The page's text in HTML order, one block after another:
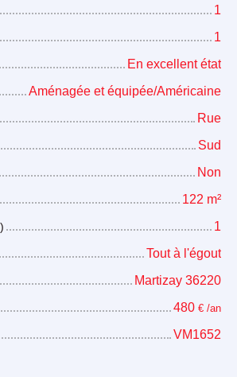
1
1
En excellent état
Aménagée et équipée/Américaine
Rue
Sud
Non
122 m²
1
Tout à l'égout
Martizay 36220
480 € /an
VM1652